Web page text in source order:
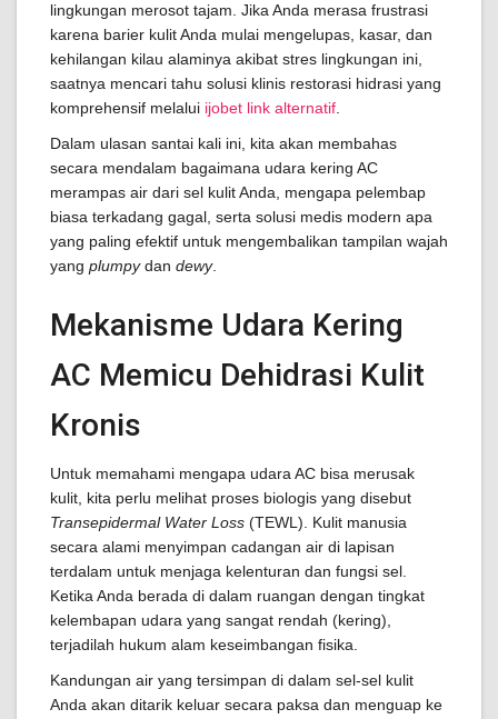
lingkungan merosot tajam. Jika Anda merasa frustrasi
karena barier kulit Anda mulai mengelupas, kasar, dan
kehilangan kilau alaminya akibat stres lingkungan ini,
saatnya mencari tahu solusi klinis restorasi hidrasi yang
komprehensif melalui ijobet link alternatif
Dalam ulasan santai kali ini, kita akan membahas
secara mendalam bagaimana udara kering AC
merampas air dari sel kulit Anda, mengapa pelembap
biasa terkadang gagal, serta solusi medis modern apa
yang paling efektif untuk mengembalikan tampilan wajah
yang plumpydan dewy.
Mekanisme Udara Kering
AC Memicu Dehidrasi Kulit
Kronis
Untuk memahami mengapa udara AC bisa merusak
kulit, kita perlu melihat proses biologis yang disebut
Transepidermal Water Loss (TEWL). Kulit manusia
secara alami menyimpan cadangan air di lapisan
terdalam untuk menjaga kelenturan dan fungsi sel.
Ketika Anda berada di dalam ruangan dengan tingkat
kelembapan udara yang sangat rendah (kering),
terjadilah hukum alam keseimbangan fisika.
Kandungan air yang tersimpan di dalam sel-sel kulit
Anda akan ditarik keluar secara paksa dan menguap ke